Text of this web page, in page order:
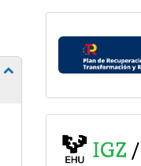
Mostrar/ocultar subpáginas